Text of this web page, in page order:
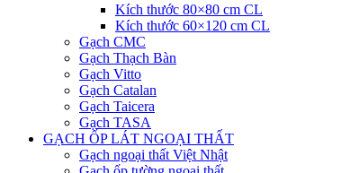
Kích thước 80×80 cm CL
Kích thước 60×120 cm CL
Gạch CMC
Gạch Thạch Bàn
Gạch Vitto
Gạch Catalan
Gạch Taicera
Gạch TASA
GẠCH ỐP LÁT NGOẠI THẤT
Gạch ngoại thất Việt Nhật